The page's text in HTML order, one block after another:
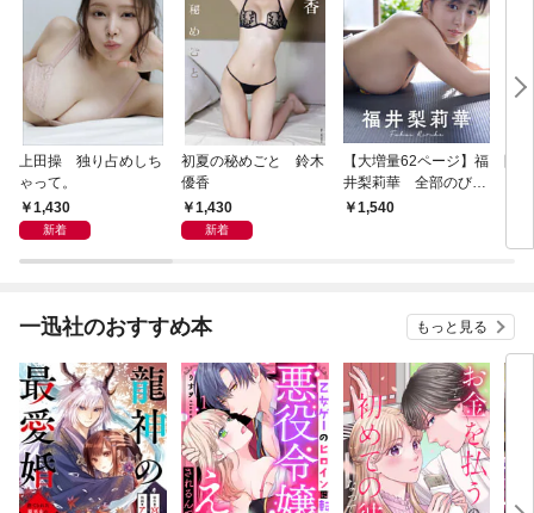
上田操 独り占めしち
ゃって。
1,430
新着
初夏の秘めごと 鈴木
優香
1,430
新着
【大増量62ページ】福
井梨莉華 全部のびし
ろ。1,540
開
一迅社のおすすめ本 もっと見る